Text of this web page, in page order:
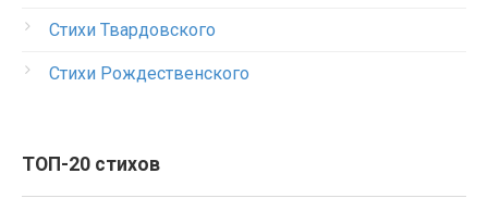
Стихи Твардовского
Стихи Рождественского
ТОП-20 стихов